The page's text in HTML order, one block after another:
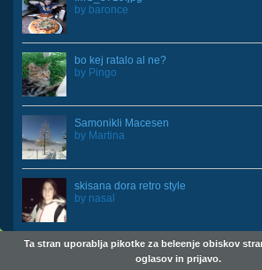
by baronce
bo kej ratalo al ne?
by Pingo
Samonikli Macesen
by Martina
skisana dora retro style
by nasal
Ta stran uporablja pikotke za beleenje obiskov
oglasov in prijavo.